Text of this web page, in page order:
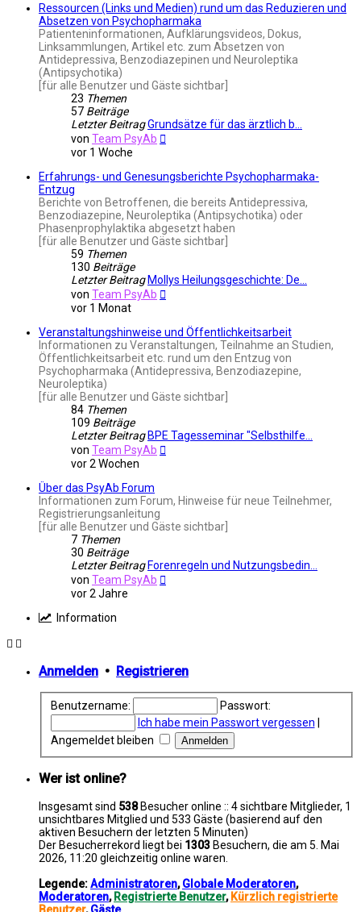
Ressourcen (Links und Medien) rund um das Reduzieren und
Absetzen von Psychopharmaka
Patienteninformationen, Aufklärungsvideos, Dokus,
Linksammlungen, Artikel etc. zum Absetzen von
Antidepressiva, Benzodiazepinen und Neuroleptika
(Antipsychotika)
[für alle Benutzer und Gäste sichtbar]
23 Themen
57 Beiträge
Letzter BeitragGrundsätze für das ärztlich b…
von Team PsyAb
vor 1 Woche
Erfahrungs- und Genesungsberichte Psychopharmaka-
Entzug
Berichte von Betroffenen, die bereits Antidepressiva,
Benzodiazepine, Neuroleptika (Antipsychotika) oder
Phasenprophylaktika abgesetzt haben
[für alle Benutzer und Gäste sichtbar]
59 Themen
130 Beiträge
Letzter Beitrag Mollys Heilungsgeschichte: De…
von Team PsyAb
vor 1 Monat
Veranstaltungshinweise und Öffentlichkeitsarbeit
Informationen zu Veranstaltungen, Teilnahme an Studien,
Öffentlichkeitsarbeit etc. rund um den Entzug von
Psychopharmaka (Antidepressiva, Benzodiazepine,
Neuroleptika)
[für alle Benutzer und Gäste sichtbar]
84 Themen
109 Beiträge
Letzter Beitrag BPE Tagesseminar "Selbsthilfe…
von Team PsyAb
vor 2 Wochen
Über das PsyAb Forum
Informationen zum Forum, Hinweise für neue Teilnehmer,
Registrierungsanleitung
[für alle Benutzer und Gäste sichtbar]
7 Themen
30 Beiträge
Letzter Beitrag Forenregeln und Nutzungsbedin…
von Team PsyAb
vor 2 Jahre
Information
Anmelden • Registrieren
Benutzername:
Passwort:
Ich habe mein Passwort vergessen
Angemeldet bleiben
Wer ist online?
Insgesamt sind 538Besucher online :: 4 sichtbare Mitglieder, 1
unsichtbares Mitglied und 533 Gäste (basierend auf den
aktiven Besuchern der letzten 5 Minuten)
Der Besucherrekord liegt bei 1303 Besuchern, die am 5. Mai
2026, 11:20 gleichzeitig online waren.
Legende:Administratoren,Globale Moderatoren,
Moderatoren, Registrierte Benutzer, Kürzlich registrierte
Benutzer,Gäste